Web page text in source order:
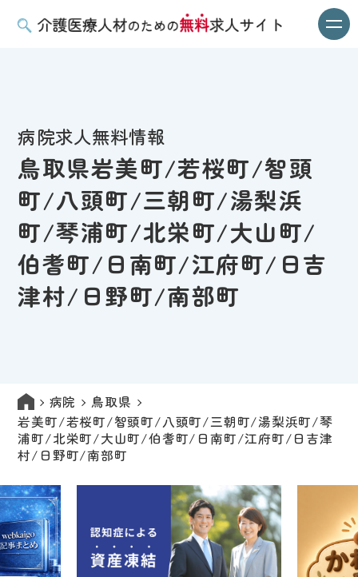
病院求人無料情報
鳥取県岩美町/若桜町/智頭
町/八頭町/三朝町/湯梨浜
町/琴浦町/北栄町/大山町/
伯耆町/日南町/江府町/日吉
津村/日野町/南部町
病院
鳥取県
岩美町/若桜町/智頭町/八頭町/三朝町/湯梨浜町/琴
浦町/北栄町/大山町/伯耆町/日南町/江府町/日吉津
村/日野町/南部町